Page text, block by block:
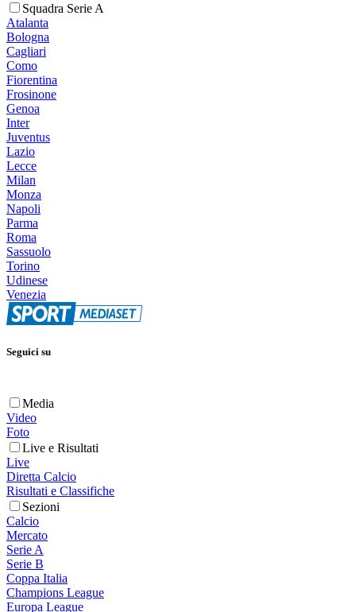
Squadra Serie A
Atalanta
Bologna
Cagliari
Como
Fiorentina
Frosinone
Genoa
Inter
Juventus
Lazio
Lecce
Milan
Monza
Napoli
Parma
Roma
Sassuolo
Torino
Udinese
Venezia
Seguici su
Media
Video
Foto
Live e Risultati
Live
Diretta Calcio
Risultati e Classifiche
Sezioni
Calcio
Mercato
Serie A
Serie B
Coppa Italia
Champions League
Europa League